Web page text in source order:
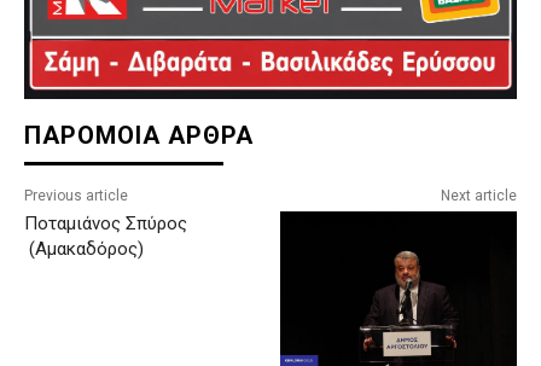
ΠΑΡΟΜΟΙΑ ΑΡΘΡΑ
Previous article
Ποταμιάνος Σπύρος
(Αμακαδόρος)
Next article